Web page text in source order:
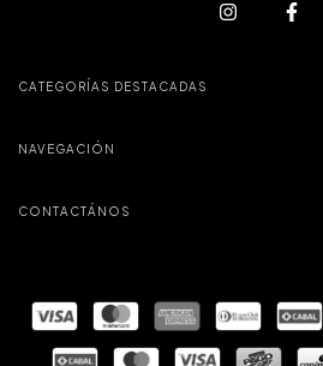
CATEGORÍAS DESTACADAS
NAVEGACIÓN
CONTACTÁNOS